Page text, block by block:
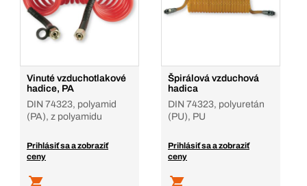
Vinuté vzduchotlakové
hadice, PA
DIN 74323, polyamid
(PA), z polyamidu
Prihlásiť sa a zobraziť
ceny
Špirálová vzduchová
hadica
DIN 74323, polyuretán
(PU), PU
Prihlásiť sa a zobraziť
ceny